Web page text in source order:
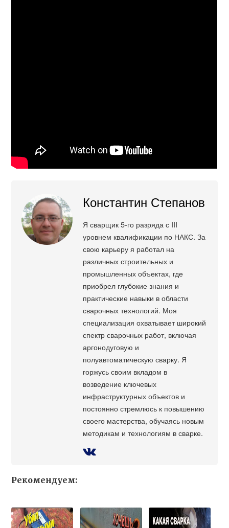
Константин Степанов
Я сварщик 5-го разряда с III
уровнем квалификации по НАКС. За
свою карьеру я работал на
различных строительных и
промышленных объектах, где
приобрел глубокие знания и
практические навыки в области
сварочных технологий. Моя
специализация охватывает широкий
спектр сварочных работ, включая
аргонодуговую и
полуавтоматическую сварку. Я
горжусь своим вкладом в
возведение ключевых
инфраструктурных объектов и
постоянно стремлюсь к повышению
своего мастерства, обучаясь новым
методикам и технологиям в сварке.
Рекомендуем: